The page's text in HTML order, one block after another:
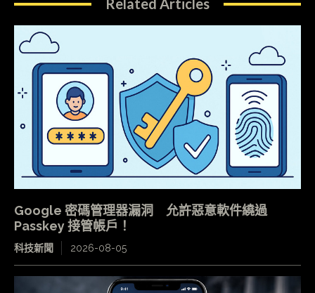
Related Articles
Google 密碼管理器漏洞 允許惡意軟件繞過
Passkey 接管帳戶！
科技新聞 2026-08-05